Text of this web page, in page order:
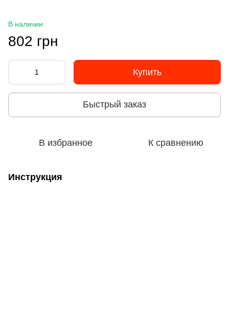
В наличии
802 грн
Купить
Быстрый заказ
В избранное К сравнению
Инструкция